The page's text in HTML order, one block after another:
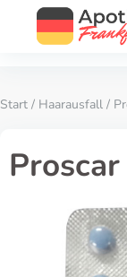
Start / Haarausfall /
Proscar